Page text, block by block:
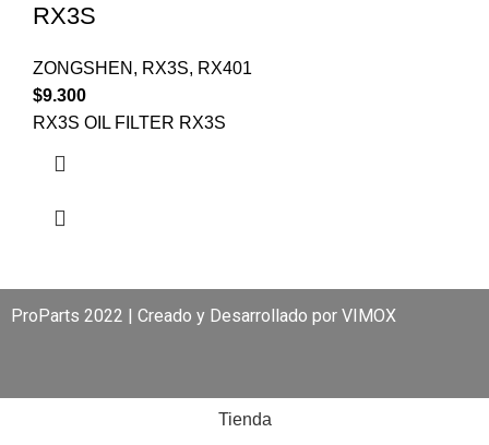
RX3S
ZONGSHEN , RX3S, RX401
$9.300
RX3S OIL FILTER RX3S
ProParts 2022 | Creado y Desarrollado por VIMOX
Tienda